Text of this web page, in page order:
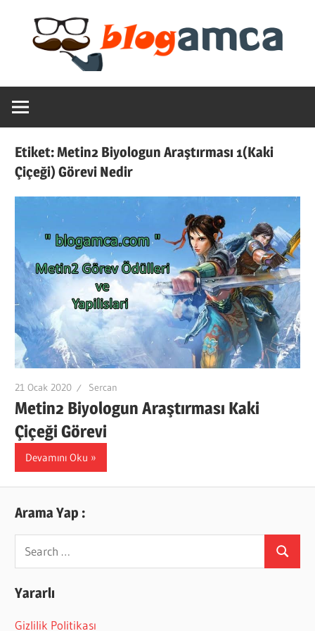
content
Blogamca
2025
Haber,
Blogların
Amcası
Etiket:Metin2 Biyologun Araştırması 1(Kaki
Çiçeği) Görevi Nedir
21 Ocak 2020 Sercan
Metin2 Biyologun Araştırması Kaki
Çiçeği Görevi
Devamını Oku
Arama Yap :
Search
for:
Search
Yararlı
Gizlilik Politikası